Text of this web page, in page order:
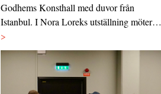
Godhems Konsthall med duvor från
Istanbul. I Nora Loreks utställning möter…
>